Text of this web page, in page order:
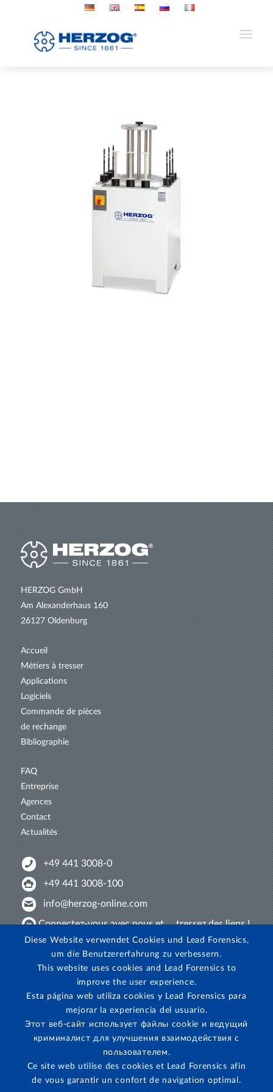
HERZOG GmbH
Am Alexanderhaus 160
26127 Oldenburg
Accueil
Métiers à tresser
Applications
Logiciels
Commande de pièces
de rechange
Bibliographie
FAQ
Entreprise
Agences
Contact
Actualités
+49 441 3008-0
+49 441 3008-100
info@herzog-online.com
Connectez-vous avec nous et ... tressez des liens !
Venez nous découvrir sur YouTube !
Regardez sur Instagram!
Diese Website verwendet Cookies und Lead Forensics,
um die Benutzererfahrung zu verbessern.
This website uses cookies and Lead Forensics to
improve the user experience.
Esta página web utiliza cookies y Lead Forensics para
mejorar la experiencia del usuario.
Этот веб-сайт использует файлы cookie и ведущий
криминалист для улучшения взаимодействия с
пользователем.
Ce site web utilise des cookies et Lead Forensics afin
de vous garantir un confort de navigation optimal.